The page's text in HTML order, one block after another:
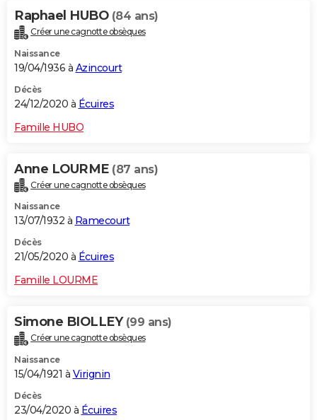
Raphael HUBO (84 ans)
Créer une cagnotte obsèques
Naissance
19/04/1936 à Azincourt
Décès
24/12/2020 à Écuires
Famille HUBO
Anne LOURME (87 ans)
Créer une cagnotte obsèques
Naissance
13/07/1932 à Ramecourt
Décès
21/05/2020 à Écuires
Famille LOURME
Simone BIOLLEY (99 ans)
Créer une cagnotte obsèques
Naissance
15/04/1921 à Virignin
Décès
23/04/2020 à Écuires